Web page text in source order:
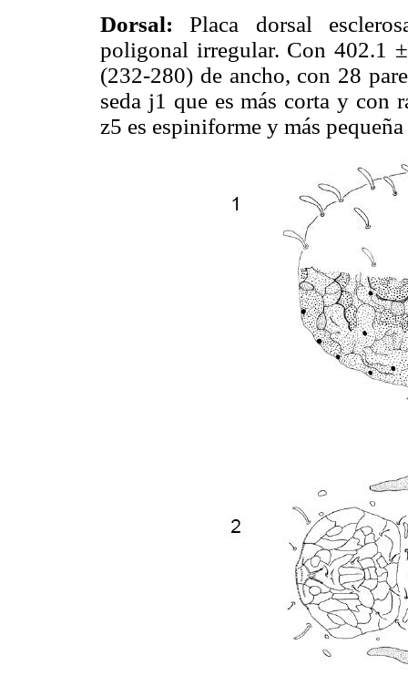
Dorsal: Placa dorsal
poligonal irregular. Con 402.1
(232-280) de ancho, con 28
seda j1 que es más corta y con
z5 es espiniforme y más